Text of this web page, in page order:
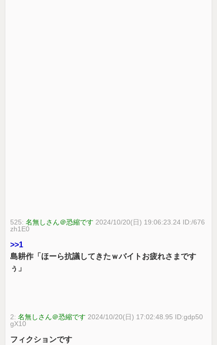
525:名無しさん＠恐縮です 2024/10/20(日) 19:06:23.24 ID:/676
zh1E0
>>1
島耕作「ほーら抗議してきたｗバイトお疲れさまです
ぅ」
2:名無しさん＠恐縮です 2024/10/20(日) 17:02:48.95 ID:gdp50
gX10
フィクションです